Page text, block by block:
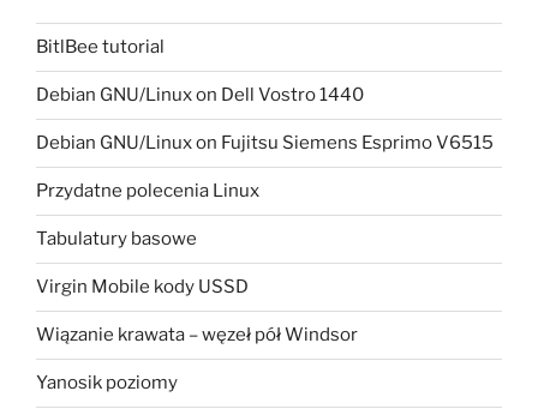
BitlBee tutorial
Debian GNU/Linux on Dell Vostro 1440
Debian GNU/Linux on Fujitsu Siemens Esprimo V6515
Przydatne polecenia Linux
Tabulatury basowe
Virgin Mobile kody USSD
Wiązanie krawata – węzeł pół Windsor
Yanosik poziomy